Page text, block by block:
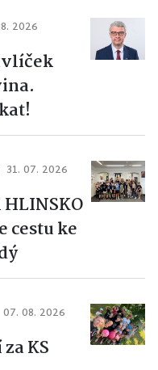
2026
31. 07. 2026
HLINSKO
cestu ke
07. 08. 2026
KS